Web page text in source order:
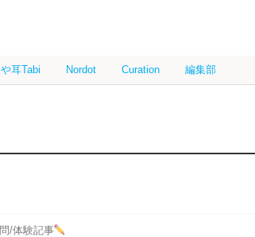
耳Tabi Nordot Curation 編集部
/体験記事